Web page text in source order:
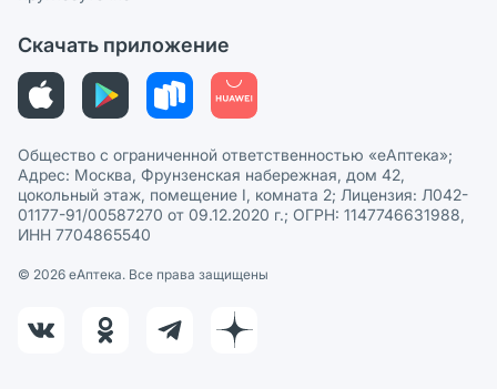
Политика рекомендаций
Этика и соответствие
Политика в отношении обработки персональных данных
Скачать приложение
Общество с ограниченной ответственностью «еАптека»;
Адрес: Москва, Фрунзенская набережная, дом 42,
цокольный этаж, помещение I, комната 2; Лицензия: Л042-
01177-91/00587270 от 09.12.2020 г.; ОГРН: 1147746631988,
ИНН 7704865540
© 2026 eАптека. Все права защищены